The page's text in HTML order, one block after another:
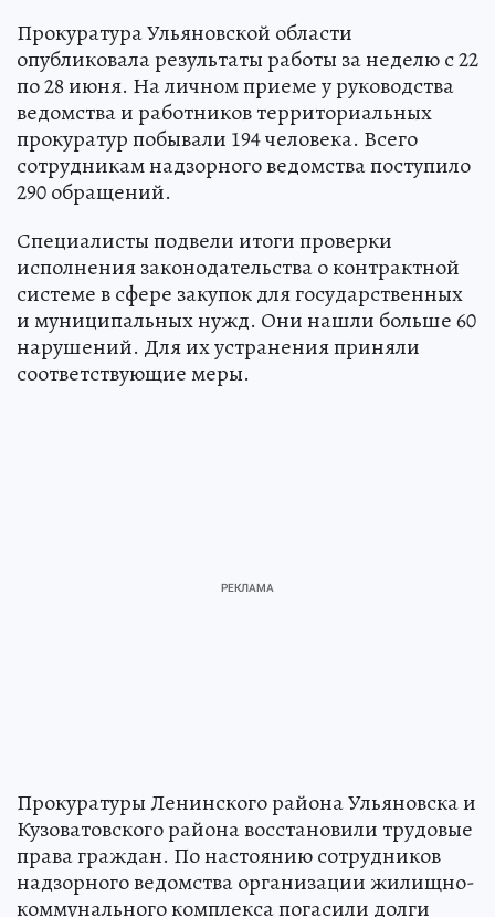
Прокуратура Ульяновской области
опубликовала результаты работы за неделю с 22
по 28 июня. На личном приеме у руководства
ведомства и работников территориальных
прокуратур побывали 194 человека. Всего
сотрудникам надзорного ведомства поступило
290 обращений.
Специалисты подвели итоги проверки
исполнения законодательства о контрактной
системе в сфере закупок для государственных
и муниципальных нужд. Они нашли больше 60
нарушений. Для их устранения приняли
соответствующие меры.
Прокуратуры Ленинского района Ульяновска и
Кузоватовского района восстановили трудовые
права граждан. По настоянию сотрудников
надзорного ведомства организации жилищно-
коммунального комплекса погасили долги